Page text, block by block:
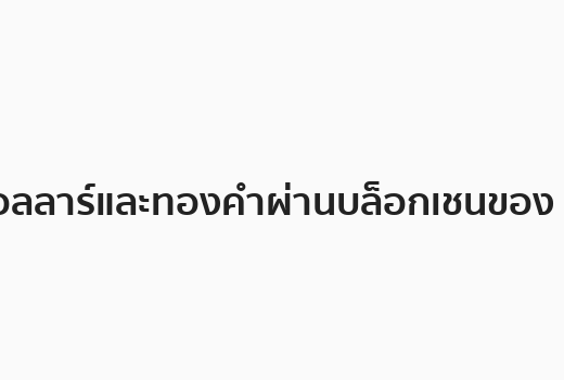
ลาร์และทองคำผ่านบล็อกเชนของ